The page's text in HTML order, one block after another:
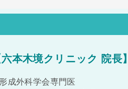
本木境クリニック 院長】
成外科学会専門医